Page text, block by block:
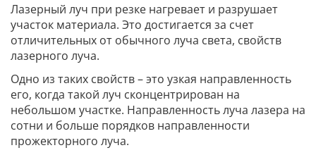
Лазерный луч при резке нагревает и разрушает
участок материала. Это достигается за счет
отличительных от обычного луча света, свойств
лазерного луча.
Одно из таких свойств – это узкая направленность
его, когда такой луч сконцентрирован на
небольшом участке. Направленность луча лазера на
сотни и больше порядков направленности
прожекторного луча.